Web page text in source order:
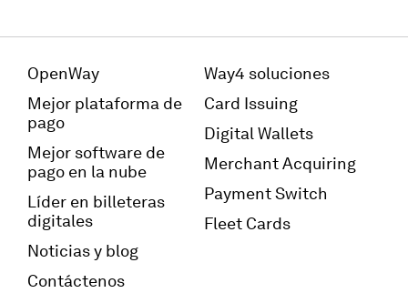
OpenWay
Mejor plataforma de
pago
Mejor software de
pago en la nube
Líder en billeteras
digitales
Noticias y blog
Contáctenos
Way4 soluciones
Card Issuing
Digital Wallets
Merchant Acquiring
Payment Switch
Fleet Cards